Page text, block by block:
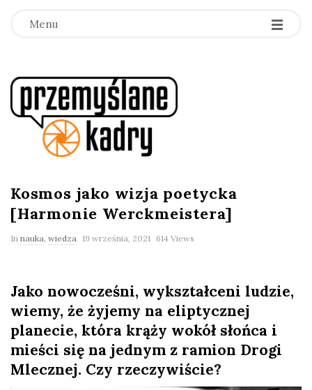
Menu
p
e
m
ś
l
a
Kosmos jako wizja poetycka
[Harmonie Werckmeistera]
In nauka wiedza 19 września, 2021 614 Views
Jako nowocześni, wykształceni ludzie,
wiemy, że żyjemy na eliptycznej
planecie, która krąży wokół słońca i
mieści się na jednym z ramion Drogi
Mlecznej. Czy rzeczywiście?